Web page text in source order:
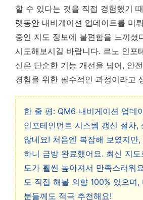
할 수 있다는 것을 직접 경험했기
랫동안 내비게이션 업데이트를 미
중인 지도 정보에 불편함을 느끼셨
시도해보시길 바랍니다. 르노 인포
신은 단순한 기능 개선을 넘어, 안
경험을 위한 필수적인 과정이라고
한 줄 평: QM6 내비게이션 업데
인포테인먼트 시스템 갱신 절차,
않네요! 처음엔 복잡해 보였지만
하니 금방 완료했어요. 최신 지
도가 훨씬 높아져서 만족스러워
도 직접 해볼 의향 100% 있으며
분들께도 적극 추천해요!